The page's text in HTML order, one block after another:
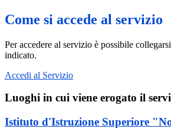
Come si accede al servizio
Per accedere al servizio è possibile
indicato.
Accedi al Servizio
Luoghi in cui viene erogato il
Istituto d'Istruzione Superiore